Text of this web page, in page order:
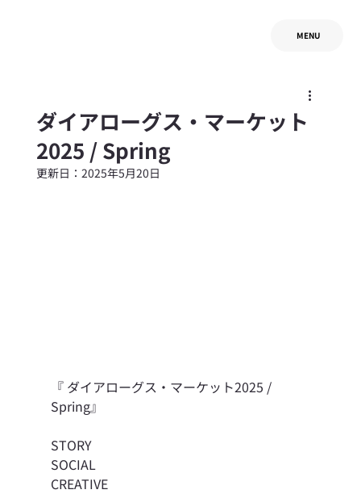
MENU
ダイアローグス・マーケット
2025 / Spring
更新日： 2025年5月20日
『 ダイアローグス・マーケット2025 /
Spring』
STORY
SOCIAL
CREATIVE